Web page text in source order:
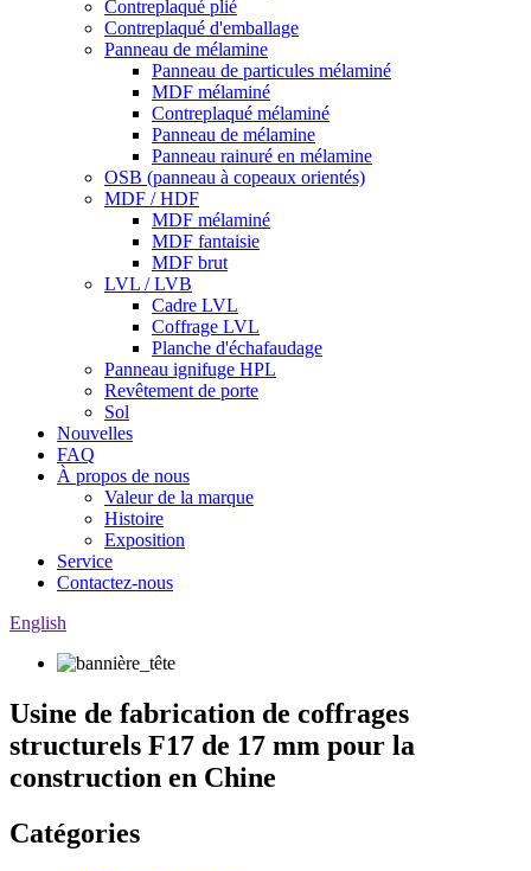
Contreplaqué plié
Contreplaqué d'emballage
Panneau de mélamine
Panneau de particules mélaminé
MDF mélaminé
Contreplaqué mélaminé
Panneau de mélamine
Panneau rainuré en mélamine
OSB (panneau à copeaux orientés)
MDF / HDF
MDF mélaminé
MDF fantaisie
MDF brut
LVL / LVB
Cadre LVL
Coffrage LVL
Planche d'échafaudage
Panneau ignifuge HPL
Revêtement de porte
Sol
Nouvelles
FAQ
À propos de nous
Valeur de la marque
Histoire
Exposition
Service
Contactez-nous
English
Usine de fabrication de coffrages
structurels F17 de 17 mm pour la
construction en Chine
Catégories